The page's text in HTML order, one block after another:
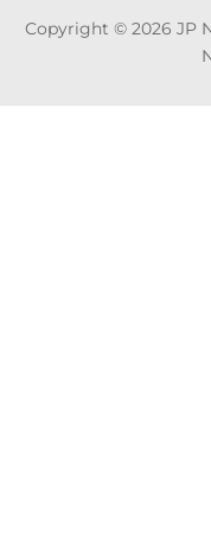
Copyright © 2026 JP